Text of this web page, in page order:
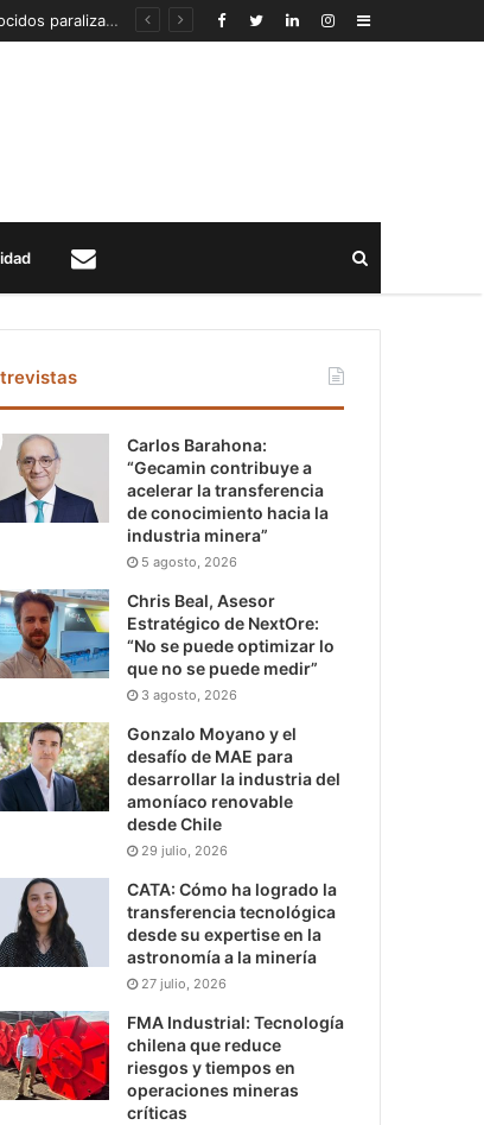
Detección de un fenómeno sísmico emergente en profundidad con riesgos diferentes a los conocidos paraliza Andes Norte Sidebar
Carlos Barahona:
“Gecamin contribuye a
acelerar la transferencia
de conocimiento hacia la
industria minera”
5 agosto, 2026
Chris Beal, Asesor
Estratégico de NextOre:
“No se puede optimizar lo
que no se puede medir”
3 agosto, 2026
Gonzalo Moyano y el
desafío de MAE para
desarrollar la industria del
amoníaco renovable
desde Chile
29 julio, 2026
CATA: Cómo ha logrado la
transferencia tecnológica
desde su expertise en la
astronomía a la minería
27 julio, 2026
FMA Industrial: Tecnología
chilena que reduce
riesgos y tiempos en
operaciones mineras
críticas